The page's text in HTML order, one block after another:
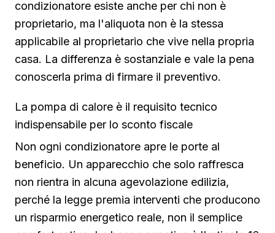
condizionatore esiste anche per chi non è
proprietario, ma l'aliquota non è la stessa
applicabile al proprietario che vive nella propria
casa. La differenza è sostanziale e vale la pena
conoscerla prima di firmare il preventivo.
La pompa di calore è il requisito tecnico
indispensabile per lo sconto fiscale
Non ogni condizionatore apre le porte al
beneficio. Un apparecchio che solo raffresca
non rientra in alcuna agevolazione edilizia,
perché la legge premia interventi che producono
un risparmio energetico reale, non il semplice